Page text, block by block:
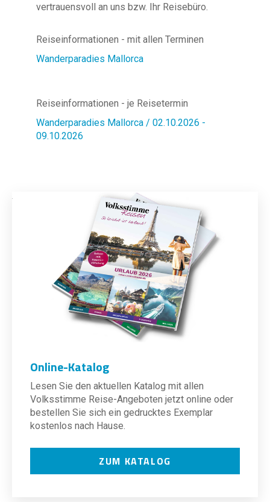
vertrauensvoll an uns bzw. Ihr Reisebüro.
Reiseinformationen - mit allen Terminen
Wanderparadies Mallorca
Reiseinformationen - je Reisetermin
Wanderparadies Mallorca / 02.10.2026 -
09.10.2026
Online-Katalog
Lesen Sie den aktuellen Katalog mit allen
Volksstimme Reise-Angeboten jetzt online oder
bestellen Sie sich ein gedrucktes Exemplar
kostenlos nach Hause.
ZUM KATALOG